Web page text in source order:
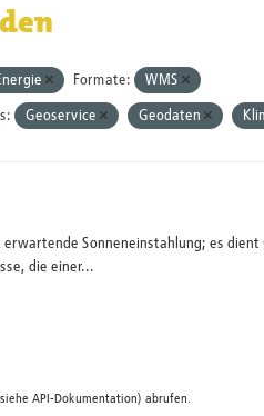
Formate: WMS
Geoservice Geodaten
Sonneneinstahlung; es
die einer...
API-Dokumentation) abrufen.